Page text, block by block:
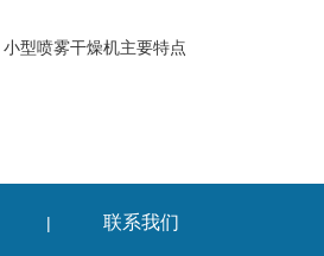
小型喷雾干燥机主要特点
| 联系我们